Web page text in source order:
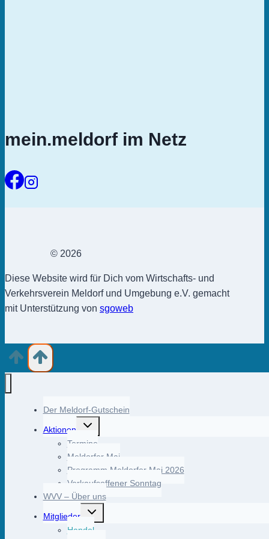
mein.meldorf im Netz
© 2026
Diese Website wird für Dich vom Wirtschafts- und
Verkehrsverein Meldorf und Umgebung e.V. gemacht
mit Unterstützung von sgoweb
Der Meldorf-Gutschein
Aktionen
Untermenü
umschalten
Termine
Meldorfer Mai
Programm Meldorfer Mai 2026
Verkaufsoffener Sonntag
WVV – Über uns
Mitglieder
Untermenü
umschalten
Handel